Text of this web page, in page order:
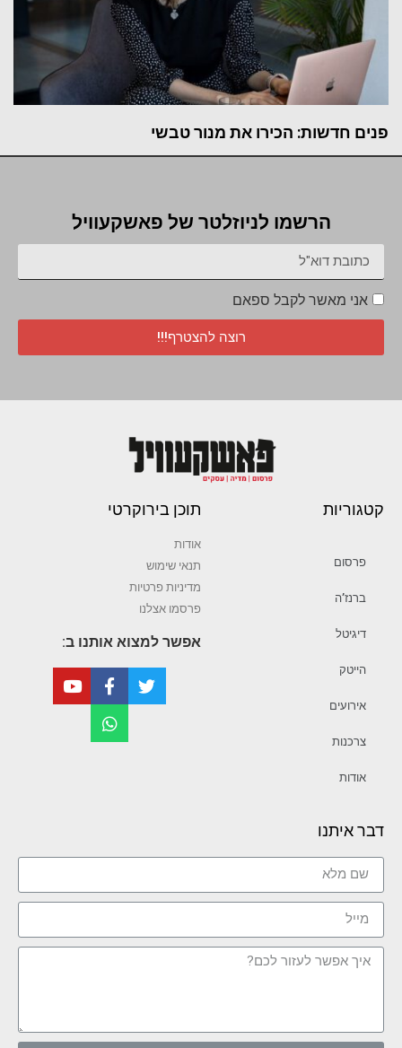
פנים חדשות: הכירו את מנור טבשי
הרשמו לניוזלטר של פאשקעוויל
אני מאשר לקבל ספאם
רוצה להצטרף!!!
קטגוריות
פרסום
ברנז’ה
דיגיטל
הייטק
אירועים
צרכנות
אודות
תוכן בירוקרטי
אודות
תנאי שימוש
מדיניות פרטיות
פרסמו אצלנו
אפשר למצוא אותנו ב:
דבר איתנו